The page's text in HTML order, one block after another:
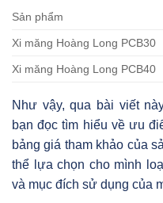
Sản phẩm
Xi măng Hoàng Long PCB30
Xi măng Hoàng Long PCB40
Như vậy, qua bài viết
bạn đọc tìm hiểu về ưu
bảng giá tham khảo của
thể lựa chọn cho mình
và mục đích sử dụng của